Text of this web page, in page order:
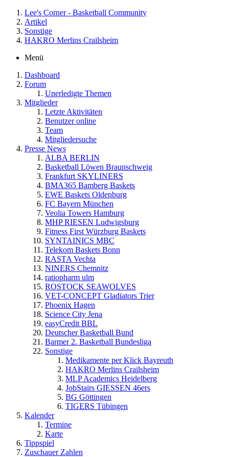
Lee's Corner - Basketball Community
Artikel
Sonstige
HAKRO Merlins Crailsheim
Menü
Dashboard
Forum
Unerledigte Themen
Mitglieder
Letzte Aktivitäten
Benutzer online
Team
Mitgliedersuche
Presse News
ALBA BERLIN
Basketball Löwen Braunschweig
Frankfurt SKYLINERS
BMA365 Bamberg Baskets
EWE Baskets Oldenburg
FC Bayern München
Veolia Towers Hamburg
MHP RIESEN Ludwigsburg
Fitness First Würzburg Baskets
SYNTAINICS MBC
Telekom Baskets Bonn
RASTA Vechta
NINERS Chemnitz
ratiopharm ulm
ROSTOCK SEAWOLVES
VET-CONCEPT Gladiators Trier
Phoenix Hagen
Science City Jena
easyCredit BBL
Deutscher Basketball Bund
Barmer 2. Basketball Bundesliga
Sonstige
Medikamente per Klick Bayreuth
HAKRO Merlins Crailsheim
MLP Academics Heidelberg
JobStairs GIESSEN 46ers
BG Göttingen
TIGERS Tübingen
Kalender
Termine
Karte
Tippspiel
Zuschauer Zahlen